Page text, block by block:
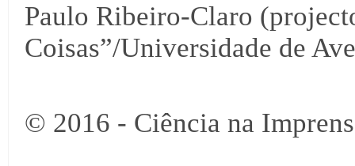
Paulo Ribeiro-Claro
Coisas”/Universidade de
© 2016 - Ciência na